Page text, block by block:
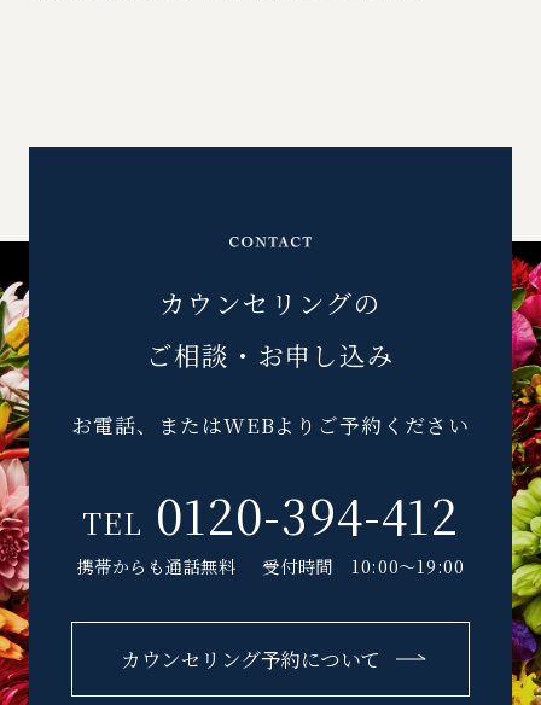
カウンセリングの
ご相談・お申し込み
お電話、またはWEBよりご予約ください
TEL 0120-394-412
携帯からも通話無料 受付時間 10:00～19:00
カウンセリング予約について